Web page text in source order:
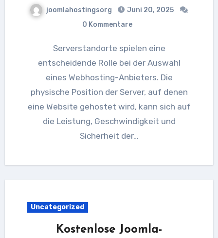
joomlahostingsorg
Juni 20, 2025
0 Kommentare
Serverstandorte spielen eine
entscheidende Rolle bei der Auswahl
eines Webhosting-Anbieters. Die
physische Position der Server, auf denen
eine Website gehostet wird, kann sich auf
die Leistung, Geschwindigkeit und
Sicherheit der…
Uncategorized
Kostenlose Joomla-